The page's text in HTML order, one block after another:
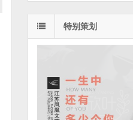
特别策划